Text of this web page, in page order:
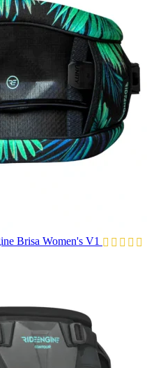
Brisa Women's V1